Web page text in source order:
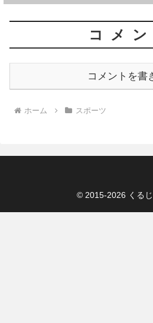
コメン
コメントを書
ホーム スポーツ
© 2015-2026 くる